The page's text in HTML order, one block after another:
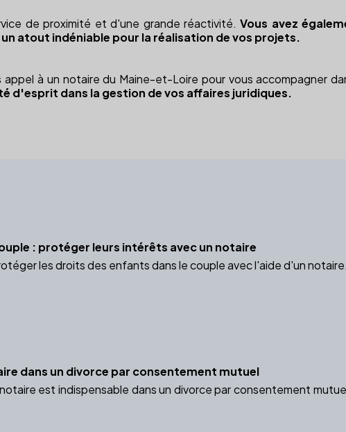
de proximité et d'une grande réactivité.Vous avez
atout indéniable pour la réalisation de vos projets.
à un notaire du Maine-et-Loire pour vous accompagner
d'esprit dans la gestion de vos affaires juridiques.
: protéger leurs intérêts avec un notaire
les droits des enfants dans le couple avec l'aide d'un
dans un divorce par consentement mutuel
est indispensable dans un divorce par consentement